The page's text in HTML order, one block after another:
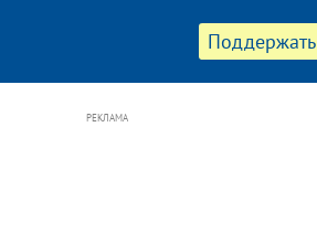
Поддержать
РЕКЛАМА